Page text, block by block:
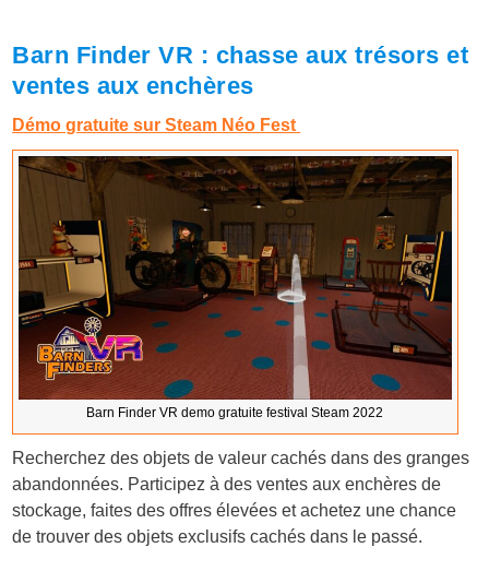
Barn Finder VR : chasse aux trésors et
ventes aux enchères
Démo gratuite sur Steam Néo Fest
Barn Finder VR demo gratuite festival Steam 2022
Recherchez des objets de valeur cachés dans des granges
abandonnées. Participez à des ventes aux enchères de
stockage, faites des offres élevées et achetez une chance
de trouver des objets exclusifs cachés dans le passé.